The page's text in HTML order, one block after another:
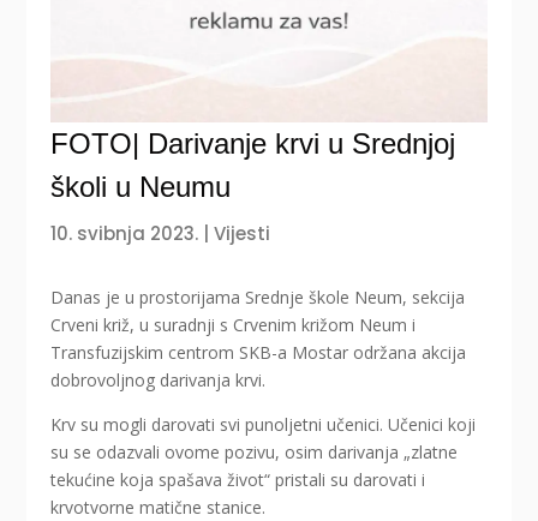
FOTO| Darivanje krvi u Srednjoj
školi u Neumu
10. svibnja 2023. |Vijesti
Danas je u prostorijama Srednje škole Neum, sekcija
Crveni križ, u suradnji s Crvenim križom Neum i
Transfuzijskim centrom SKB-a Mostar održana akcija
dobrovoljnog darivanja krvi.
Krv su mogli darovati svi punoljetni učenici. Učenici koji
su se odazvali ovome pozivu, osim darivanja „zlatne
tekućine koja spašava život“ pristali su darovati i
krvotvorne matične stanice.